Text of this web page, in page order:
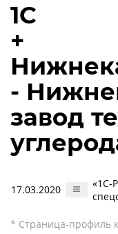
1С
+
-
завод
17.03.2020
«1С-
* Страница-профиль